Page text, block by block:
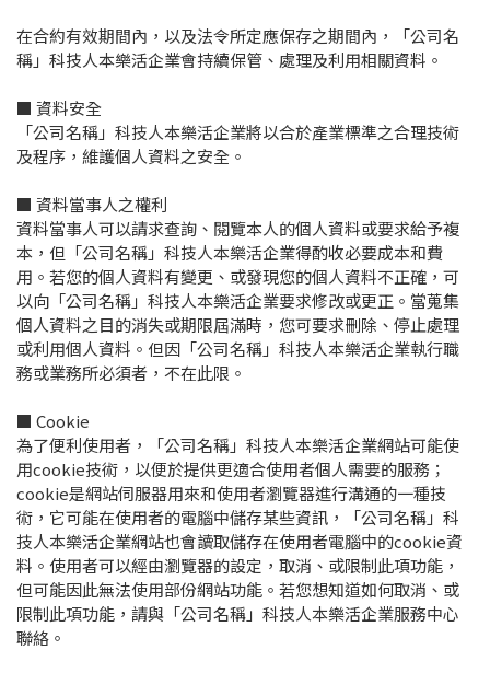
在合約有效期間內，以及法令所定應保存之期間內，「公司名
稱」科技人本樂活企業會持續保管、處理及利用相關資料。
■ 資料安全
「公司名稱」科技人本樂活企業將以合於產業標準之合理技術
及程序，維護個人資料之安全。
■ 資料當事人之權利
資料當事人可以請求查詢、閱覽本人的個人資料或要求給予複
本，但「公司名稱」科技人本樂活企業得酌收必要成本和費
用。若您的個人資料有變更、或發現您的個人資料不正確，可
以向「公司名稱」科技人本樂活企業要求修改或更正。當蒐集
個人資料之目的消失或期限屆滿時，您可要求刪除、停止處理
或利用個人資料。但因「公司名稱」科技人本樂活企業執行職
務或業務所必須者，不在此限。
■ Cookie
為了便利使用者，「公司名稱」科技人本樂活企業網站可能使
用cookie技術，以便於提供更適合使用者個人需要的服務；
cookie是網站伺服器用來和使用者瀏覽器進行溝通的一種技
術，它可能在使用者的電腦中儲存某些資訊，「公司名稱」科
技人本樂活企業網站也會讀取儲存在使用者電腦中的cookie資
料。使用者可以經由瀏覽器的設定，取消、或限制此項功能，
但可能因此無法使用部份網站功能。若您想知道如何取消、或
限制此項功能，請與「公司名稱」科技人本樂活企業服務中心
聯絡。